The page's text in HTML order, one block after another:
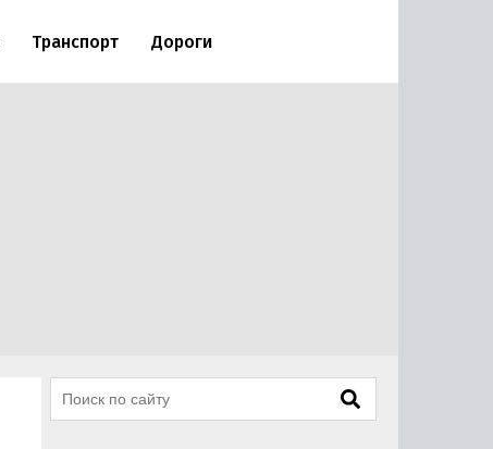
Транспорт Дороги